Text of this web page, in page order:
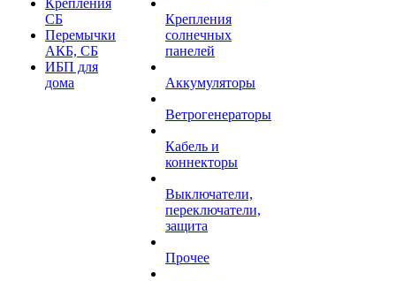
Крепления
СБ
Перемычки
АКБ, СБ
ИБП для
дома
Крепления
солнечных
панелей
Аккумуляторы
Ветрогенераторы
Кабель и
коннекторы
Выключатели,
переключатели,
защита
Прочее